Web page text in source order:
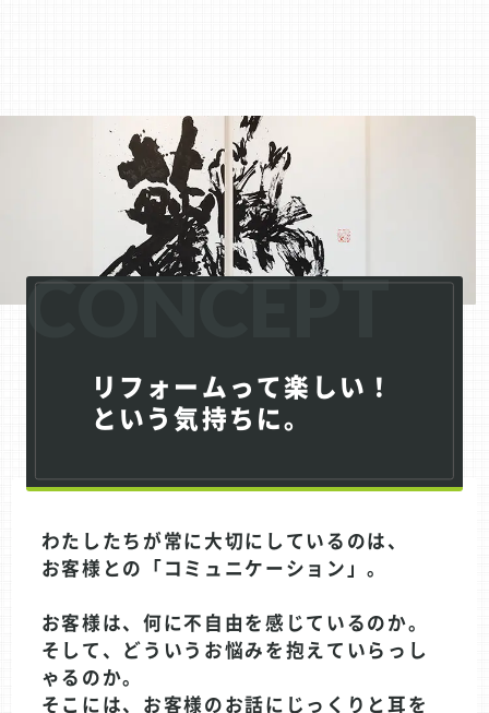
CONCEPT
リフォームって楽しい！
という気持ちに。
わたしたちが常に大切にしているのは、
お客様との 「コミュニケーション」。
お客様は、何に不自由を感じているのか。
そして、どういうお悩みを抱えていらっし
ゃるのか。
そこには、お客様のお話にじっくりと耳を